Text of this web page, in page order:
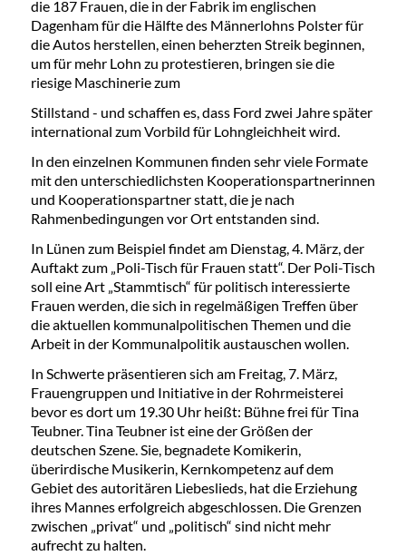
die 187 Frauen, die in der Fabrik im englischen
Dagenham für die Hälfte des Männerlohns Polster für
die Autos herstellen, einen beherzten Streik beginnen,
um für mehr Lohn zu protestieren, bringen sie die
riesige Maschinerie zum
Stillstand - und schaffen es, dass Ford zwei Jahre später
international zum Vorbild für Lohngleichheit wird.
In den einzelnen Kommunen finden sehr viele Formate
mit den unterschiedlichsten Kooperationspartnerinnen
und Kooperationspartner statt, die je nach
Rahmenbedingungen vor Ort entstanden sind.
In Lünen zum Beispiel findet am Dienstag, 4. März, der
Auftakt zum „Poli-Tisch für Frauen statt“. Der Poli-Tisch
soll eine Art „Stammtisch“ für politisch interessierte
Frauen werden, die sich in regelmäßigen Treffen über
die aktuellen kommunalpolitischen Themen und die
Arbeit in der Kommunalpolitik austauschen wollen.
In Schwerte präsentieren sich am Freitag, 7. März,
Frauengruppen und Initiative in der Rohrmeisterei
bevor es dort um 19.30 Uhr heißt: Bühne frei für Tina
Teubner. Tina Teubner ist eine der Größen der
deutschen Szene. Sie, begnadete Komikerin,
überirdische Musikerin, Kernkompetenz auf dem
Gebiet des autoritären Liebeslieds, hat die Erziehung
ihres Mannes erfolgreich abgeschlossen. Die Grenzen
zwischen „privat“ und „politisch“ sind nicht mehr
aufrecht zu halten.